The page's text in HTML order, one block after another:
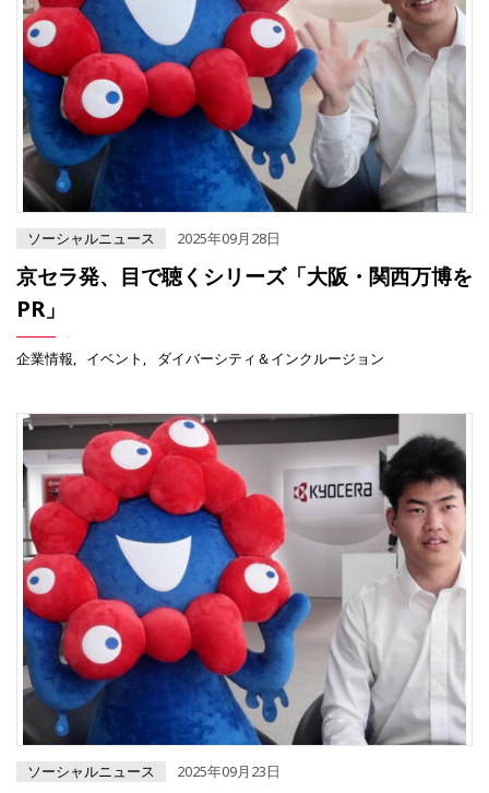
ソーシャルニュース 2025年09月28日
京セラ発、目で聴くシリーズ「大阪・関西万博を
PR」
企業情報 イベント ダイバーシティ＆インクルージョン
ソーシャルニュース 2025年09月23日